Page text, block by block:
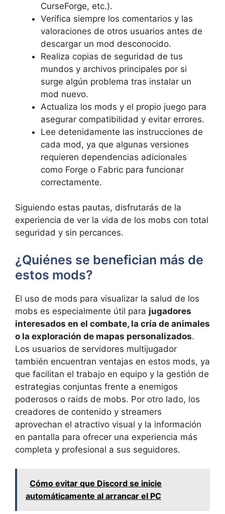
CurseForge, etc.).
Verifica siempre los comentarios y las
valoraciones de otros usuarios antes de
descargar un mod desconocido.
Realiza copias de seguridad de tus
mundos y archivos principales por si
surge algún problema tras instalar un
mod nuevo.
Actualiza los mods y el propio juego para
asegurar compatibilidad y evitar errores.
Lee detenidamente las instrucciones de
cada mod, ya que algunas versiones
requieren dependencias adicionales
como Forge o Fabric para funcionar
correctamente.
Siguiendo estas pautas, disfrutarás de la
experiencia de ver la vida de los mobs con total
seguridad y sin percances.
¿Quiénes se benefician más de
estos mods?
El uso de mods para visualizar la salud de los
mobs es especialmente útil para jugadores
interesados en el combate, la cría de animales
o la exploración de mapas personalizados.
Los usuarios de servidores multijugador
también encuentran ventajas en estos mods, ya
que facilitan el trabajo en equipo y la gestión de
estrategias conjuntas frente a enemigos
poderosos o raids de mobs. Por otro lado, los
creadores de contenido y streamers
aprovechan el atractivo visual y la información
en pantalla para ofrecer una experiencia más
completa y profesional a sus seguidores.
Cómo evitar que Discord se inicie
automáticamente al arrancar el PC